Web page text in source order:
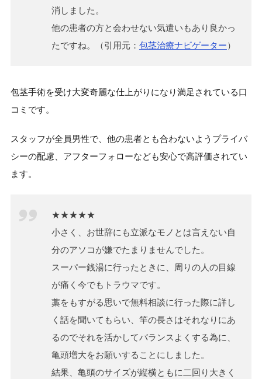
消しました。
他の患者の方と会わせない気遣いもあり良かっ
たですね。（引用元： 包茎治療ナビゲーター）
包茎手術を受け大変奇麗な仕上がりになり満足されている口
コミです。
スタッフが全員男性で、他の患者とも合わないようプライバ
シーの配慮、アフターフォローなども安心で高評価されてい
ます。
★★★★★
小さく、お世辞にも立派なモノとは言えない自
分のアソコが嫌でたまりませんでした。
スーパー銭湯に行ったときに、周りの人の目線
が痛く今でもトラウマです。
藁をもすがる思いで無料相談に行った際に詳し
く話を聞いてもらい、竿の長さはそれなりにあ
るのでそれを活かしてバランスよくする為に、
亀頭増大をお願いすることにしました。
結果、亀頭のサイズが縦横ともに二回り大きく